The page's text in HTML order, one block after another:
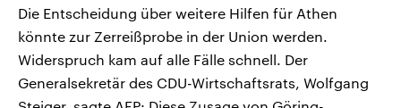
Die Entscheidung über weitere Hilfen für Athen
könnte zur Zerreißprobe in der Union werden.
Widerspruch kam auf alle Fälle schnell. Der
Generalsekretär des CDU-Wirtschaftsrats, Wolfgang